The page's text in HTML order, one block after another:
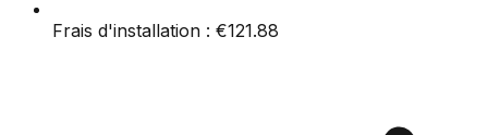
Frais d'installation : €121.88